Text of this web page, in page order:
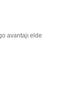
avantajı elde